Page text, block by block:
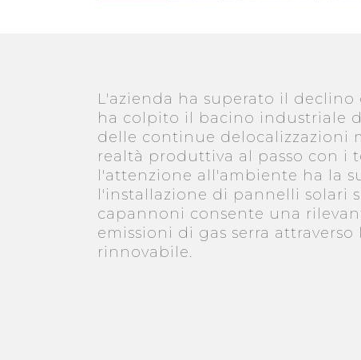
L'azienda ha superato il
ha colpito il bacino industriale
delle continue delocalizzazioni
realtà produttiva al passo con i
l'attenzione all'ambiente ha la
l'installazione di pannelli solari
capannoni consente una
emissioni di gas serra
rinnovabile.